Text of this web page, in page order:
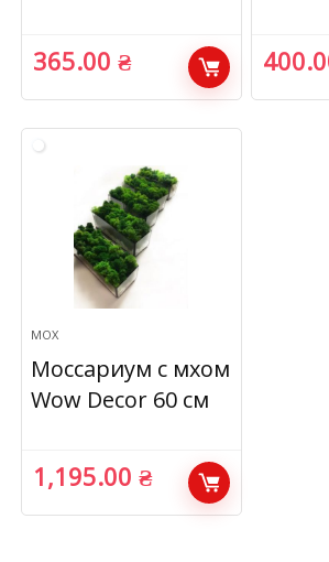
365.00₴
МОХ
Моссариум с мхом
Wow Decor 60 см
1,195.00₴